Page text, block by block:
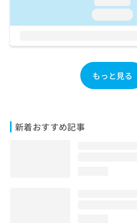
もっと見る
新着おすすめ記事
い
わ